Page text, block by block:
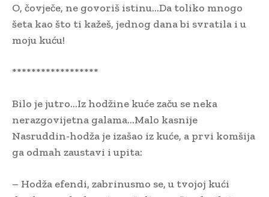
O, čovječe, ne govoriš istinu…Da toliko mnogo
šeta kao što ti kažeš, jednog dana bi svratila i u
moju kuću!
******************
Bilo je jutro…Iz hodžine kuće začu se neka
nerazgovijetna galama…Malo kasnije
Nasruddin-hodža je izašao iz kuće, a prvi komšija
ga odmah zaustavi i upita:
– Hodža efendi, zabrinusmo se, u tvojoj kući